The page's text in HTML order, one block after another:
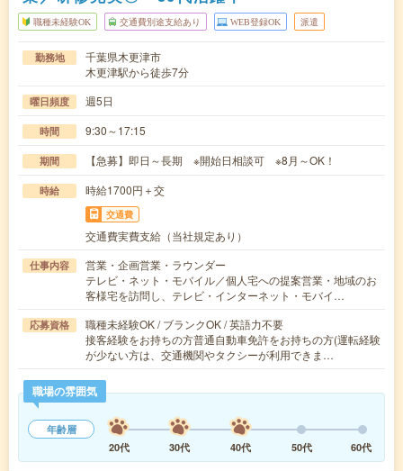
職種未経験OK 交通費別途支給あり WEB登録OK 派遣
勤務地
千葉県木更津市
木更津駅から徒歩7分
曜日頻度 週5日
時間 9:30～17:15
期間 【急募】即日～長期 ※開始日相談可 ※8月～OK！
時給 時給1700円＋交
交通費
交通費実費支給（当社規定あり）
仕事内容
営業・企画営業・ラウンダー
テレビ・ネット・モバイル／個人宅への提案営業・地域のお
客様宅を訪問し、テレビ・インターネット・モバイ…
応募資格
職種未経験OK / ブランクOK / 英語力不要
接客経験をお持ちの方普通自動車免許をお持ちの方(運転経験
が少ない方は、交通機関やタクシーが利用できま…
職場の雰囲気
年齢層
20代
30代 40代 50代 60代